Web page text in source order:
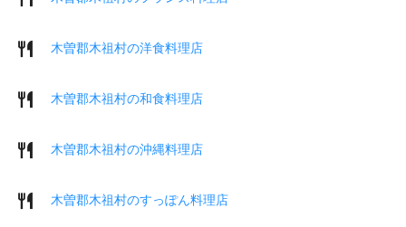
木曽郡木祖村の洋食料理店
木曽郡木祖村の和食料理店
木曽郡木祖村の沖縄料理店
木曽郡木祖村のすっぽん料理店